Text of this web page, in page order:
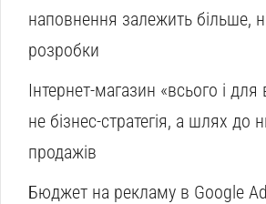
наповнення залежить більше,
розробки
Інтернет-магазин «всього і для
не бізнес-стратегія, а шлях до
продажів
Бюджет на рекламу в Google